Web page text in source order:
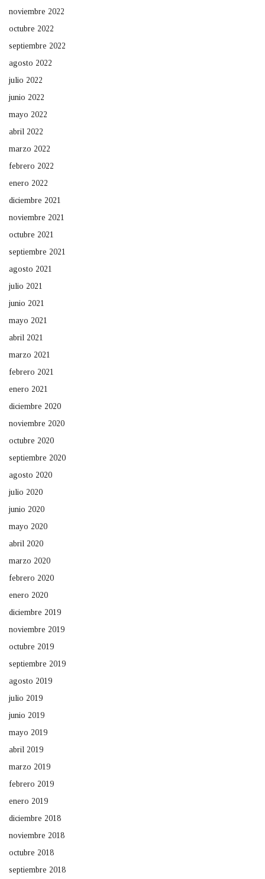
noviembre 2022
octubre 2022
septiembre 2022
agosto 2022
julio 2022
junio 2022
mayo 2022
abril 2022
marzo 2022
febrero 2022
enero 2022
diciembre 2021
noviembre 2021
octubre 2021
septiembre 2021
agosto 2021
julio 2021
junio 2021
mayo 2021
abril 2021
marzo 2021
febrero 2021
enero 2021
diciembre 2020
noviembre 2020
octubre 2020
septiembre 2020
agosto 2020
julio 2020
junio 2020
mayo 2020
abril 2020
marzo 2020
febrero 2020
enero 2020
diciembre 2019
noviembre 2019
octubre 2019
septiembre 2019
agosto 2019
julio 2019
junio 2019
mayo 2019
abril 2019
marzo 2019
febrero 2019
enero 2019
diciembre 2018
noviembre 2018
octubre 2018
septiembre 2018